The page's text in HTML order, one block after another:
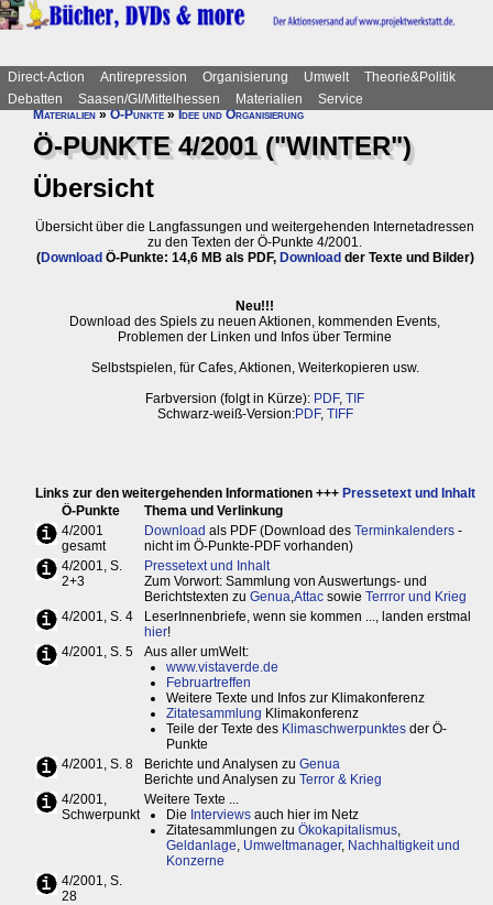
Direct-Action Antirepression Organisierung Umwelt
Theorie&Politik
Debatten
Saasen/GI/Mittelhessen Materialien
Service
Materialien»Ö-Punkte»Idee und Organisierung
Ö-PUNKTE 4/2001 ("WINTER")
Übersicht
Übersicht über die Langfassungen und weitergehenden Internetadressen
zu den Texten der Ö-Punkte 4/2001.
(Download Ö-Punkte: 14,6 MB als PDF, Download der Texte und Bilder)
Neu!!!
Download des Spiels zu neuen Aktionen, kommenden Events,
Problemen der Linken und Infos über Termine
Selbstspielen, für Cafes, Aktionen, Weiterkopieren usw.
Farbversion (folgt in Kürze): PDF,TIF
Schwarz-weiß-Version:PDF, TIFF
Links zur den weitergehenden Informationen +++ Pressetext und Inhalt
Ö-Punkte
Thema und Verlinkung
4/2001
gesamt
Download als PDF (Download desTerminkalenders -
nicht im Ö-Punkte-PDF vorhanden)
4/2001, S.
2+3
Pressetext und Inhalt
Zum Vorwort: Sammlung von Auswertungs- und
Berichtstexten zuGenua,Attac sowieTerrror und Krieg
4/2001, S. 4
LeserInnenbriefe, wenn sie kommen ..., landen erstmal
hier!
4/2001, S. 5
Aus aller umWelt:
www.vistaverde.de
Februartreffen
Weitere Texte und Infos zur Klimakonferenz
Zitatesammlung Klimakonferenz
Teile der Texte des Klimaschwerpunktes der Ö-
Punkte
4/2001, S. 8
Berichte und Analysen zuGenua
Berichte und Analysen zuTerror & Krieg
4/2001,
Schwerpunkt
Weitere Texte ...
Die Interviews auch hier im Netz
Zitatesammlungen zuÖkokapitalismus,
Geldanlage, Umweltmanager, Nachhaltigkeit und
Konzerne
4/2001, S.
28